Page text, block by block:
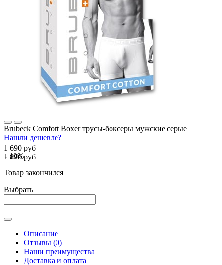
Brubeck Comfort Boxer трусы-боксеры мужские серые
Нашли дешевле?
1 690 руб
1 890 руб
- 10%
Товар закончился
Выбрать
Описание
Отзывы (0)
Наши преимущества
Доставка и оплата